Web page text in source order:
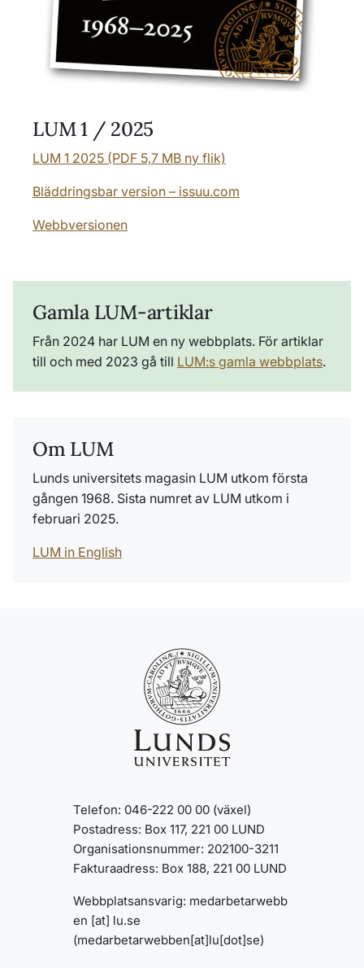
LUM 1 / 2025
LUM 1 2025 (PDF 5,7 MB ny flik)
Bläddringsbar version – issuu.com
Webbversionen
Gamla LUM-artiklar
Från 2024 har LUM en ny webbplats. För artiklar
till och med 2023 gå till LUM:s gamla webbplats.
Om LUM
Lunds universitets magasin LUM utkom första
gången 1968. Sista numret av LUM utkom i
februari 2025.
LUM in English
Telefon: 046-222 00 00 (växel)
Postadress: Box 117, 221 00 LUND
Organisationsnummer: 202100-3211
Fakturaadress: Box 188, 221 00 LUND
Webbplatsansvarig: medarbetarwebb
en [at] lu.se
(medarbetarwebben[at]lu[dot]se)